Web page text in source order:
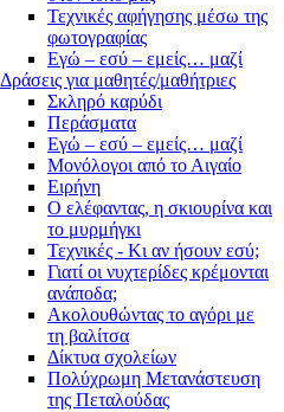
Τεχνικές αφήγησης μέσω της
φωτογραφίας
Εγώ – εσύ – εμείς… μαζί
Δράσεις για μαθητές/μαθήτριες
Σκληρό καρύδι
Περάσματα
Εγώ – εσύ – εμείς… μαζί
Μονόλογοι από το Αιγαίο
Ειρήνη
Ο ελέφαντας, η σκιουρίνα και
το μυρμήγκι
Τεχνικές - Κι αν ήσουν εσύ;
Γιατί οι νυχτερίδες κρέμονται
ανάποδα;
Ακολουθώντας το αγόρι με
τη βαλίτσα
Δίκτυα σχολείων
Πολύχρωμη Μετανάστευση
της Πεταλούδας